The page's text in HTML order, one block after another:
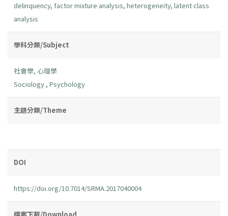
delinquency, factor mixture analysis, heterogeneity, latent class
analysis
學科分類/Subject
社會學, 心理學
Sociology , Psychology
主題分類/Theme
DOI
https://doi.org/10.7014/SRMA.2017040004